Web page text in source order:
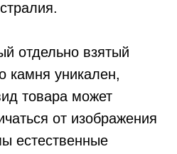
отдельно взятый
камня уникален,
товара может
от изображения
естественные